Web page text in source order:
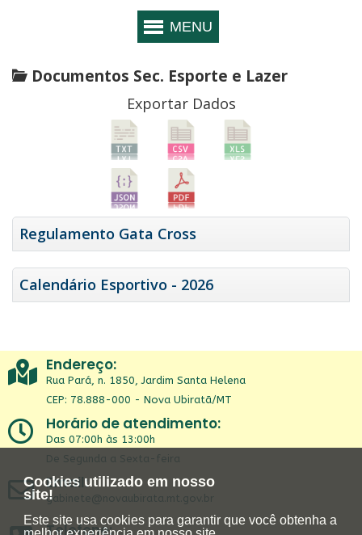
Cookies utilizado em nosso
site!
Este site usa cookies para garantir que você obtenha a
Documentos Sec. Esporte e Lazer
Exportar Dados
Regulamento Gata Cross
Calendário Esportivo - 2026
Endereço:
Rua Pará, n. 1850, Jardim Santa Helena
CEP: 78.888-000 - Nova Ubiratã/MT
Horário de atendimento:
Das 07:00h às 13:00h
De Segunda a Sexta-feira
Email:
gabinete@novaubirata.mt.gov.br
Telefone: